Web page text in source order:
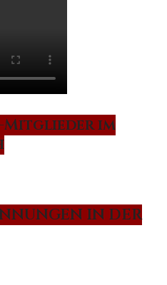
im
IN DER